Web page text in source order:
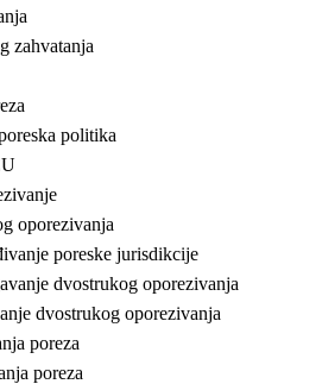
zahvatanja
politika
oporezivanja
poreske jurisdikcije
dvostrukog oporezivanja
dvostrukog oporezivanja
poreza
poreza